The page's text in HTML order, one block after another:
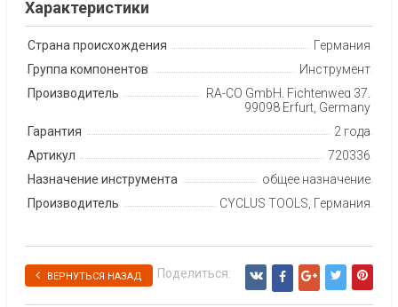
Характеристики
Страна происхождения
Германия
Группа компонентов
Инструмент
Производитель
RA-CO GmbH, Fichtenweg 37,
99098 Erfurt, Germany
Гарантия
2 года
Артикул
720336
Назначение инструмента
общее назначение
Производитель
CYCLUS TOOLS, Германия
ВЕРНУТЬСЯ НАЗАД Поделиться: